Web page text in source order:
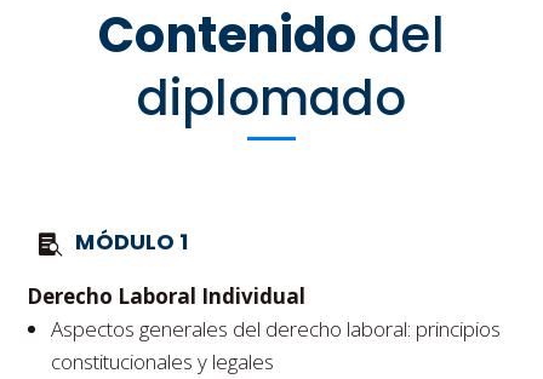
Contenido del
diplomado
MÓDULO 1
Derecho Laboral Individual
Aspectos generales del derecho laboral: principios
constitucionales y legales